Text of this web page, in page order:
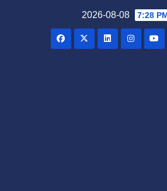
2026-08-08 7:28